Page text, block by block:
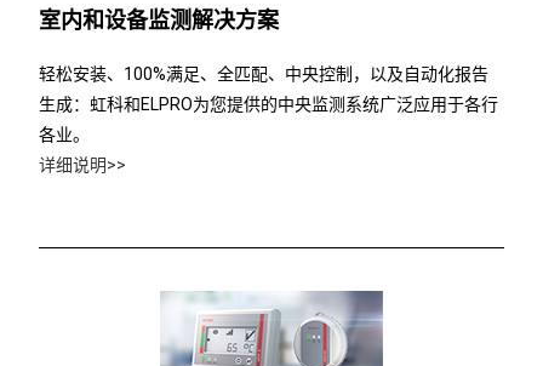
室内和设备监测解决方案
轻松安装、100%满足、全匹配、中央控制，以及自动化报告
生成：虹科和ELPRO为您提供的中央监测系统广泛应用于各行
各业。
详细说明>>